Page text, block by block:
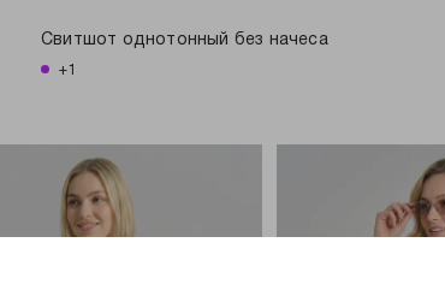
Свитшот однотонный без начеса
+1